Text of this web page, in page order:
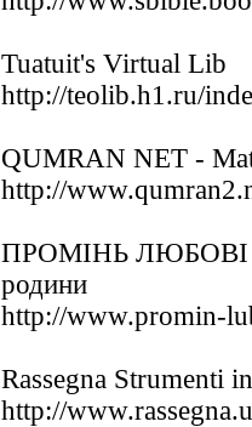
Tuatuit's Virtual Lib
http://teolib.h1.ru/
QUMRAN NET -
http://
ПРОМІНЬ ЛЮБОВІ -
родини
http://www.promin-
Rassegna Strumenti
http://